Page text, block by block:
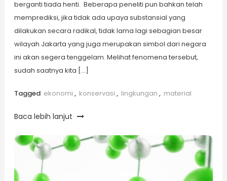
berganti tiada henti. Beberapa peneliti pun bahkan telah
memprediksi, jika tidak ada upaya substansial yang
dilakukan secara radikal, tidak lama lagi sebagian besar
wilayah Jakarta yang juga merupakan simbol dari negara
ini akan segera tenggelam. Melihat fenomena tersebut,
sudah saatnya kita […]
Tagged ekonomi , konservasi , lingkungan , material
Baca lebih lanjut